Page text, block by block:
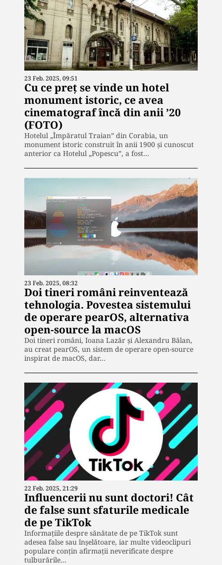
23 Feb. 2025, 09:51
Cu ce preţ se vinde un hotel
monument istoric, ce avea
cinematograf încă din anii ’20
(FOTO)
Hotelul „Împăratul Traian” din Corabia, un
monument istoric construit în anii 1900 și cunoscut
anterior ca Hotelul „Popescu”, a fost…
23 Feb. 2025, 08:32
Doi tineri români reinventează
tehnologia. Povestea sistemului
de operare pearOS, alternativa
open-source la macOS
Doi tineri români, Ioana Lazăr și Alexandru Bălan,
au creat pearOS, un sistem de operare open-source
inspirat de macOS, dar…
22 Feb. 2025, 21:29
Influencerii nu sunt doctori! Cât
de false sunt sfaturile medicale
de pe TikTok
Informațiile despre sănătate de pe TikTok sunt
adesea false sau înșelătoare, iar multe videoclipuri
populare conțin afirmații neverificate despre
tulburările…